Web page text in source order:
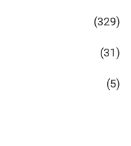
(329)
(31)
(5)